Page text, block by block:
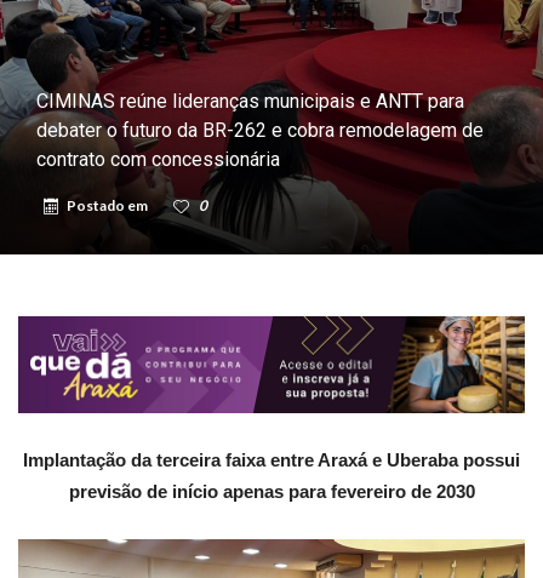
CIMINAS reúne lideranças municipais e ANTT para
debater o futuro da BR-262 e cobra remodelagem de
contrato com concessionária
Postado em 0
Implantação da terceira faixa entre Araxá e Uberaba possui
previsão de início apenas para fevereiro de 2030